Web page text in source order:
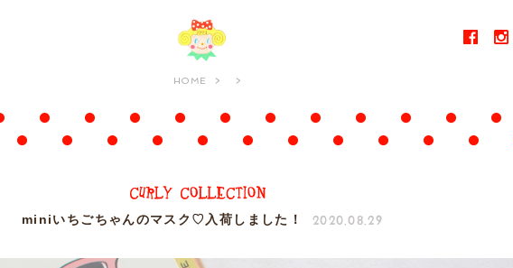
HOME
miniいちごちゃんのマスク♡入荷しました！ 2020.08.29